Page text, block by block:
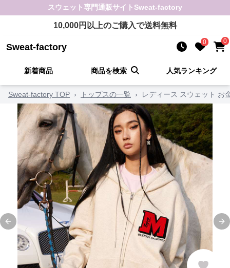
スウェット専門通販サイト Sweat-factory
10,000円以上のご購入で送料無料
Sweat-factory 0 0
新着商品 商品を検索 人気ランキング
Sweat-factory TOP › トップスの一覧 › レディース スウェット お
Previous slide